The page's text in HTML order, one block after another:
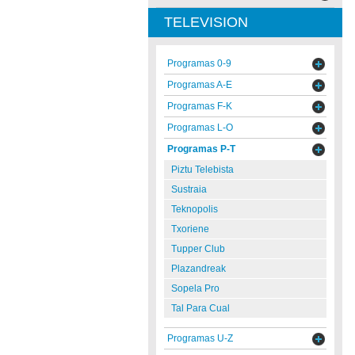
TELEVISION
Programas 0-9
Programas A-E
Programas F-K
Programas L-O
Programas P-T
Piztu Telebista
Sustraia
Teknopolis
Txoriene
Tupper Club
Plazandreak
Sopela Pro
Tal Para Cual
Programas U-Z